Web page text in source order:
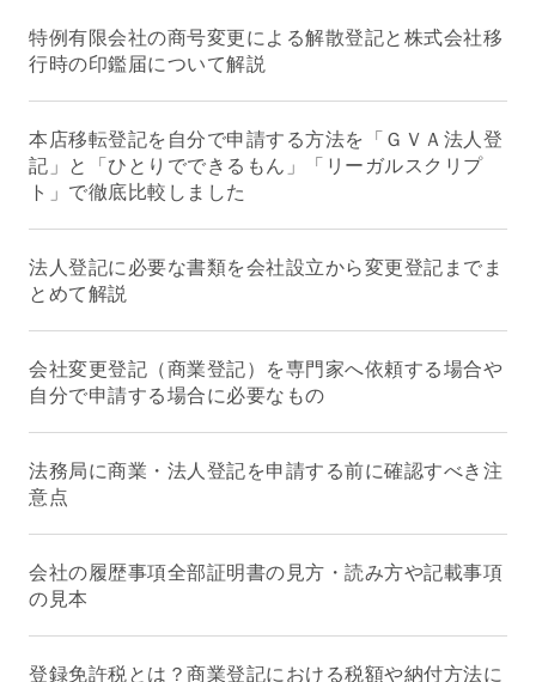
特例有限会社の商号変更による解散登記と株式会社移
行時の印鑑届について解説
本店移転登記を自分で申請する方法を「ＧＶＡ法人登
記」と「ひとりでできるもん」「リーガルスクリプ
ト」で徹底比較しました
法人登記に必要な書類を会社設立から変更登記までま
とめて解説
会社変更登記（商業登記）を専門家へ依頼する場合や
自分で申請する場合に必要なもの
法務局に商業・法人登記を申請する前に確認すべき注
意点
会社の履歴事項全部証明書の見方・読み方や記載事項
の見本
登録免許税とは？商業登記における税額や納付方法に